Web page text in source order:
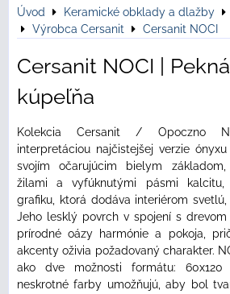
Úvod Keramické obklady a dlažby
Výrobca Cersanit
Cersanit NOCI
Cersanit NOCI | Pekná
kúpeľňa
Kolekcia Cersanit / Opoczno
interpretáciou najčistejšej verzie
svojím očarujúcim bielym
žilami a vyfúknutými pásmi kalcitu,
grafiku, ktorá dodáva interiérom
Jeho lesklý povrch v spojení s
prírodné oázy harmónie a pokoja,
akcenty oživia požadovaný charakter.
ako dve možnosti formátu:
neskrotné farby umožňujú, aby bol